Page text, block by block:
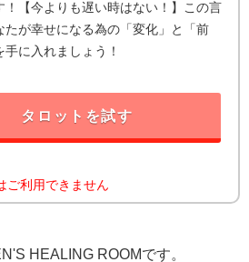
！【今よりも遅い時はない！】この言
たが幸せになる為の「変化」と「前
に入れましょう！
タロットを試す
利用できません
HEALING ROOMです。